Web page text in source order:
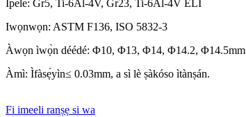
Ipele: Gr5, Ti-6Al-4V, Gr23, Ti-6Al-4V ELI
Iwọnwọn: ASTM F136, ISO 5832-3
Àwọn ìwọ̀n déédé: Φ10, Φ13, Φ14, Φ14.2, Φ14.5mm
Àmì: Ìfàsẹ́yìn≤ 0.03mm, a sì lè ṣàkóso ìtànṣán.
Fi imeeli ranṣẹ si wa